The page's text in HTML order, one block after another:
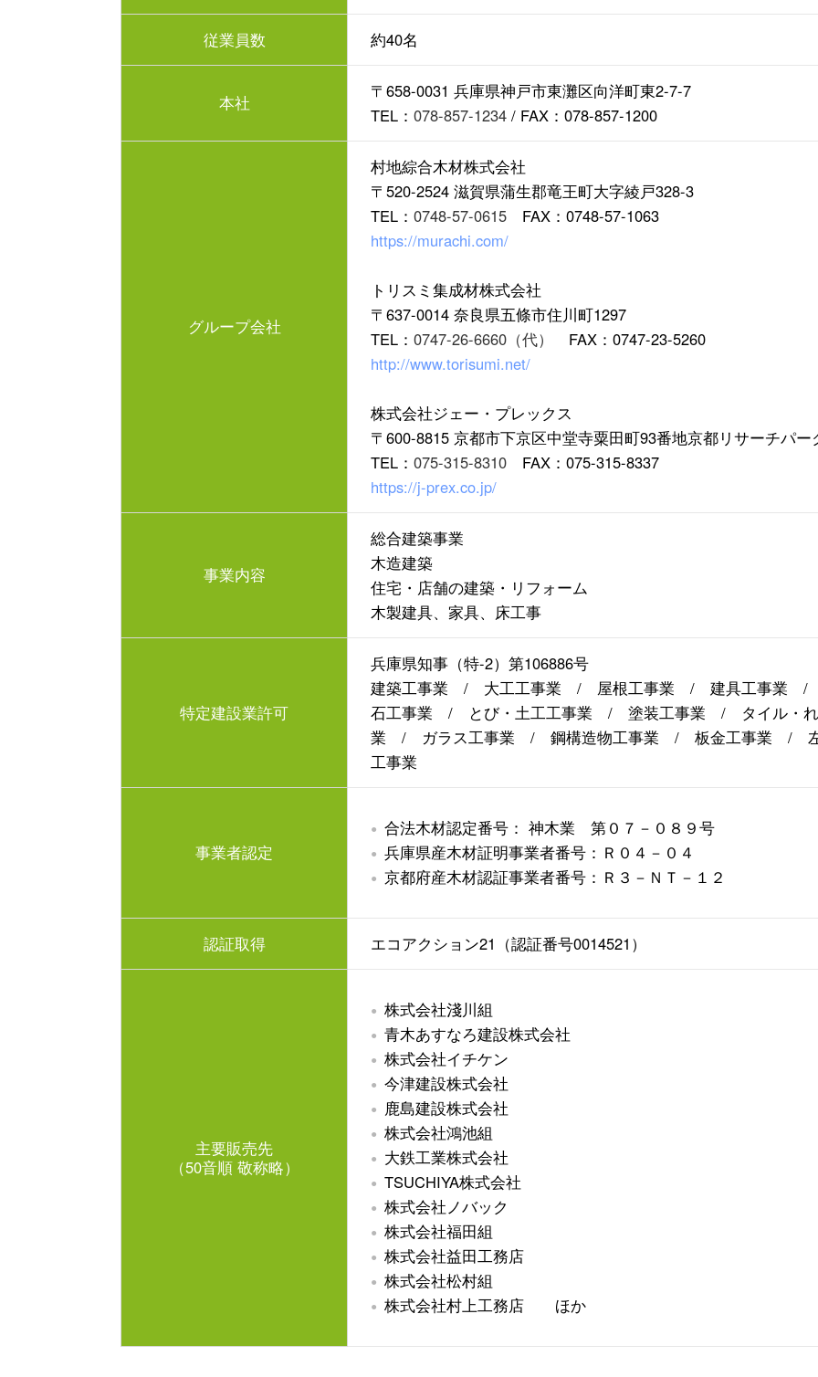
従業員数 約40名
本社
〒658-0031 兵庫県神戸市東灘区向洋町東2-7-7
TEL： 078-857-1234 / FAX：078-857-1200
グループ会社
村地綜合木材株式会社
〒520-2524 滋賀県蒲生郡竜王町大字綾戸328-3
TEL： 0748-57-0615 FAX：0748-57-1063
https://murachi.com/
トリスミ集成材株式会社
〒637-0014 奈良県五條市住川町1297
TEL： 0747-26-6660（代）
FAX：0747-23-5260
http://www.torisumi.net/
株式会社ジェー・プレックス
〒600-8815 京都市下京区中堂寺粟田町93番地京都リサーチパー
TEL： 075-315-8310 FAX：075-315-8337
https://j-prex.co.jp/
事業内容
総合建築事業
木造建築
住宅・店舗の建築・リフォーム
木製建具、家具、床工事
特定建設業許可
兵庫県知事（特-2）第106886号
建築工事業 / 大工工事業 / 屋根工事業 / 建具工事業
石工事業 / とび・土工工事業 / 塗装工事業 / タイル・れ
業 / ガラス工事業 / 鋼構造物工事業 / 板金工事業 /
工事業
事業者認定
合法木材認定番号： 神木業 第０７－０８９号
兵庫県産木材証明事業者番号：Ｒ０４－０４
京都府産木材認証事業者番号：Ｒ３－ＮＴ－１２
認証取得 エコアクション21（認証番号0014521）
主要販売先
（50音順 敬称略）
株式会社淺川組
青木あすなろ建設株式会社
株式会社イチケン
今津建設株式会社
鹿島建設株式会社
株式会社鴻池組
大鉄工業株式会社
TSUCHIYA株式会社
株式会社ノバック
株式会社福田組
株式会社益田工務店
株式会社松村組
株式会社村上工務店 ほか